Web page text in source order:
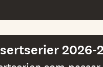
2026-